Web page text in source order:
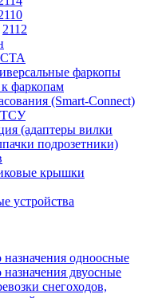
2112
фаркопы
фаркопам
(Smart-Connect)
ТСУ
(адаптеры вилки
подрозетники)
крышки
устройства
одноосные
двуосные
снегоходов,